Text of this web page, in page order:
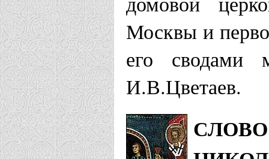
Москвы и
его сводами
И.В.Цветаев.